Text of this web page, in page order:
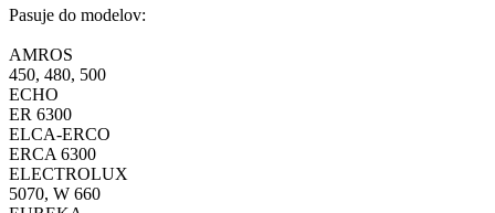
Pasuje do modelov:
AMROS
450, 480, 500
ECHO
ER 6300
ELCA-ERCO
ERCA 6300
ELECTROLUX
5070, W 660